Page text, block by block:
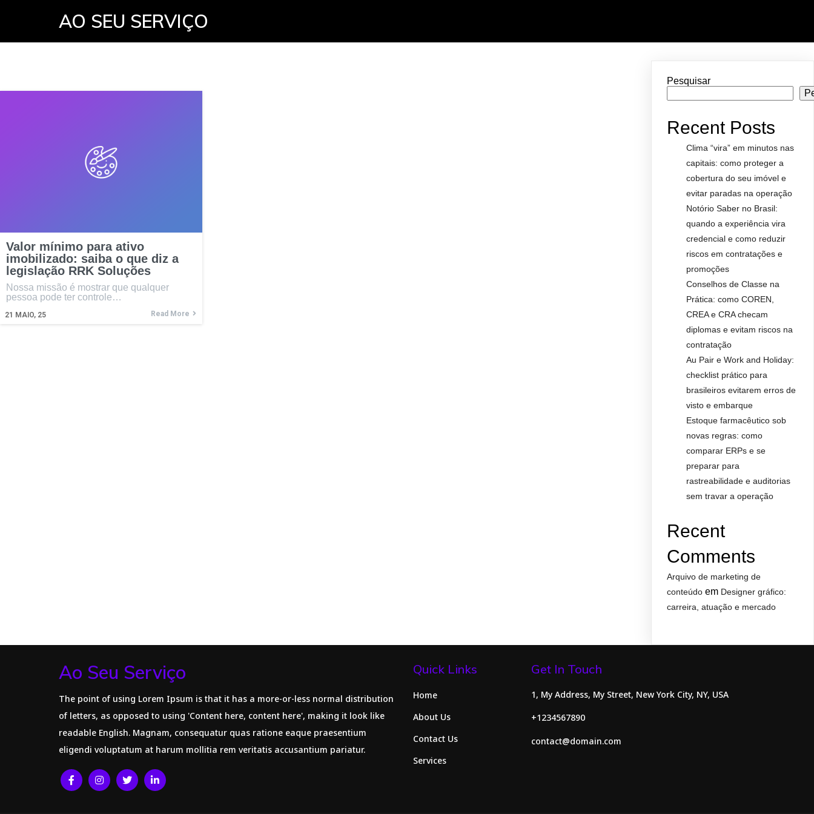
AO SEU SERVIÇO
Valor mínimo para ativo
imobilizado: saiba o que diz a
legislação RRK Soluções
21 MAIO, 25
Nossa missão é mostrar que qualquer
pessoa pode ter controle…
Read More
Pesquisar
Recent Posts
Clima “vira” em minutos nas
capitais: como proteger a
cobertura do seu imóvel e
evitar paradas na operação
Notório Saber no Brasil:
quando a experiência vira
credencial e como reduzir
riscos em contratações e
promoções
Conselhos de Classe na
Prática: como COREN,
CREA e CRA checam
diplomas e evitam riscos na
contratação
Au Pair e Work and Holiday:
checklist prático para
brasileiros evitarem erros de
visto e embarque
Estoque farmacêutico sob
novas regras: como
comparar ERPs e se
preparar para
rastreabilidade e auditorias
sem travar a operação
Recent
Comments
Arquivo de marketing de
conteúdo em Designer gráfico:
carreira, atuação e mercado
Ao Seu Serviço
The point of using Lorem Ipsum is that it has a more-or-less normal distribution
of letters, as opposed to using 'Content here, content here', making it look like
readable English. Magnam, consequatur quas ratione eaque praesentium
eligendi voluptatum at harum mollitia rem veritatis accusantium pariatur.
Quick Links
Home
About Us
Contact Us
Services
Get In Touch
1, My Address, My Street, New York City, NY, USA
+1234567890
contact@domain.com